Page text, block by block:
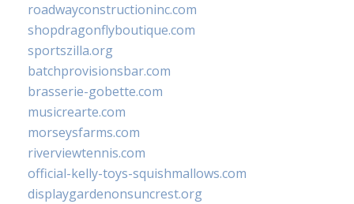
roadwayconstructioninc.com
shopdragonflyboutique.com
sportszilla.org
batchprovisionsbar.com
brasserie-gobette.com
musicrearte.com
morseysfarms.com
riverviewtennis.com
official-kelly-toys-squishmallows.com
displaygardenonsuncrest.org